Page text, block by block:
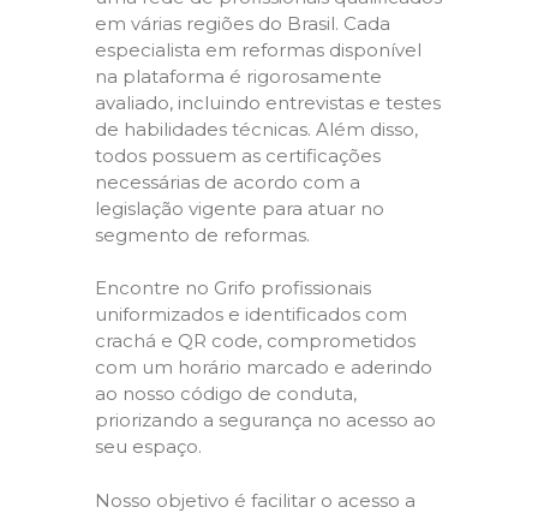
em várias regiões do Brasil. Cada
especialista em reformas disponível
na plataforma é rigorosamente
avaliado, incluindo entrevistas e testes
de habilidades técnicas. Além disso,
todos possuem as certificações
necessárias de acordo com a
legislação vigente para atuar no
segmento de reformas.
Encontre no Grifo profissionais
uniformizados e identificados com
crachá e QR code, comprometidos
com um horário marcado e aderindo
ao nosso código de conduta,
priorizando a segurança no acesso ao
seu espaço.
Nosso objetivo é facilitar o acesso a